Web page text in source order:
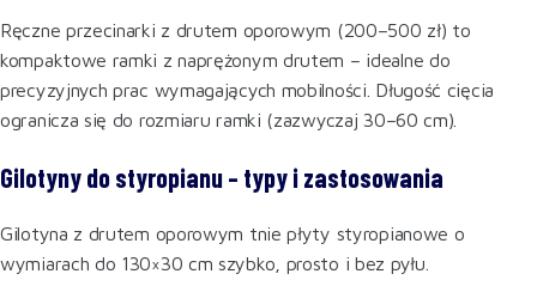
Ręczne przecinarki z drutem oporowym (200–500 zł) to
kompaktowe ramki z naprężonym drutem – idealne do
precyzyjnych prac wymagających mobilności. Długość cięcia
ogranicza się do rozmiaru ramki (zazwyczaj 30–60 cm).
Gilotyny do styropianu – typy i zastosowania
Gilotyna z drutem oporowym tnie płyty styropianowe o
wymiarach do 130×30 cm szybko, prosto i bez pyłu.